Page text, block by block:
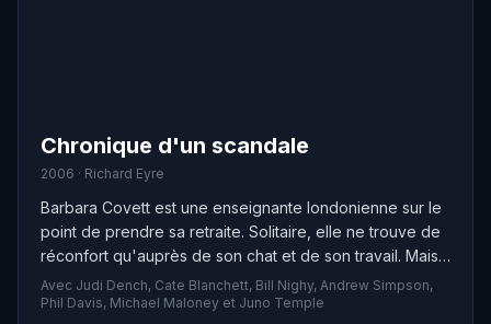
Chronique d'un scandale
2006 · Richard Eyre
Barbara Covett est une enseignante londonienne sur le
point de prendre sa retraite. Solitaire, elle ne trouve de
réconfort qu'auprès de son chat et de son travail. Mais
tout change avec l'arrivée d'une nouvelle professeure
d'art, Sheba Hart, qui devient rapidement une amie
Avec Judi Dench, Cate Blanchett, Bill Nighy, Andrew Simpson,
Phil Davis, Michael Maloney et Juno Temple